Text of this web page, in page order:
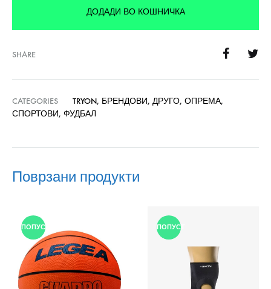
ДОДАДИ ВО КОШНИЧКА
SHARE
CATEGORIES TRYON, БРЕНДОВИ, ДРУГО, ОПРЕМА,
СПОРТОВИ, ФУДБАЛ
Поврзани продукти
ПОПУСТ ПОПУСТ